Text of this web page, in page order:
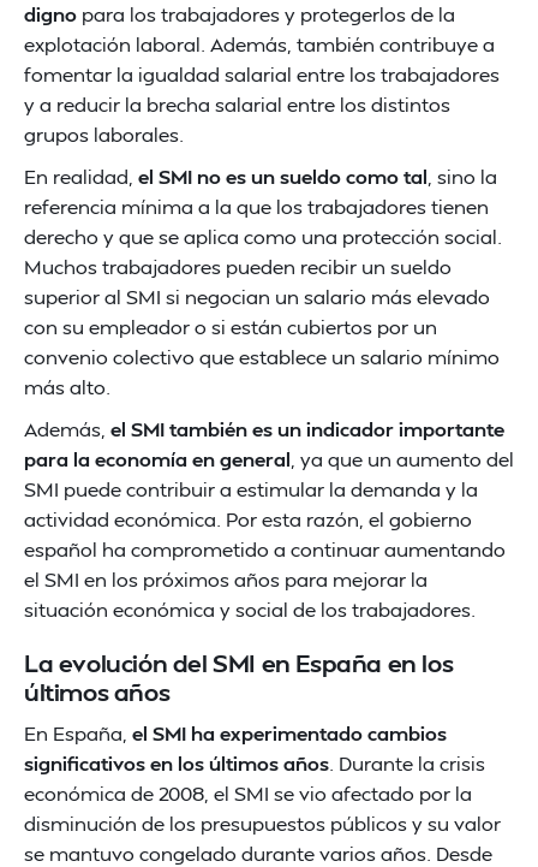
digno para los trabajadores y protegerlos de la
explotación laboral. Además, también contribuye a
fomentar la igualdad salarial entre los trabajadores
y a reducir la brecha salarial entre los distintos
grupos laborales.
En realidad, el SMI no es un sueldo como tal , sino la
referencia mínima a la que los trabajadores tienen
derecho y que se aplica como una protección social.
Muchos trabajadores pueden recibir un sueldo
superior al SMI si negocian un salario más elevado
con su empleador o si están cubiertos por un
convenio colectivo que establece un salario mínimo
más alto.
Además, el SMI también es un indicador importante
para la economía en general , ya que un aumento del
SMI puede contribuir a estimular la demanda y la
actividad económica. Por esta razón, el gobierno
español ha comprometido a continuar aumentando
el SMI en los próximos años para mejorar la
situación económica y social de los trabajadores.
La evolución del SMI en España en los
últimos años
En España, el SMI ha experimentado cambios
significativos en los últimos años . Durante la crisis
económica de 2008, el SMI se vio afectado por la
disminución de los presupuestos públicos y su valor
se mantuvo congelado durante varios años. Desde